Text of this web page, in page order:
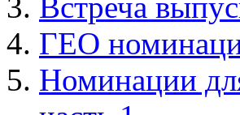
Встреча
ГЕО
Номинации